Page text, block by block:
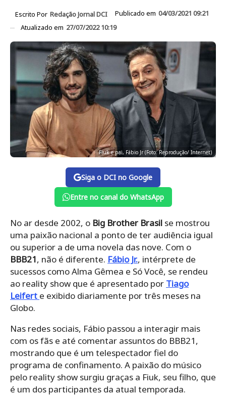
Escrito Por Redação Jornal DCI Publicado em 04/03/2021 09:21
Atualizado em 27/07/2022 10:19
Fiuk e pai, Fábio Jr (Foto: Reprodução/ Internet)
Siga o DCI no Google
Entre no canal do WhatsApp
No ar desde 2002, o Big Brother Brasil se mostrou
uma paixão nacional a ponto de ter audiência igual
ou superior a de uma novela das nove. Com o
BBB21, não é diferente. Fábio Jr., intérprete de
sucessos como Alma Gêmea e Só Você, se rendeu
ao reality show que é apresentado por Tiago
Leifert e exibido diariamente por três meses na
Globo.
Nas redes sociais, Fábio passou a interagir mais
com os fãs e até comentar assuntos do BBB21,
mostrando que é um telespectador fiel do
programa de confinamento. A paixão do músico
pelo reality show surgiu graças a Fiuk, seu filho, que
é um dos participantes da atual temporada.